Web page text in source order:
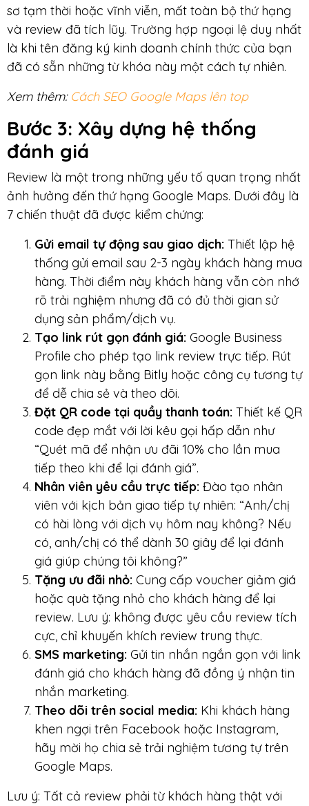
sơ tạm thời hoặc vĩnh viễn, mất toàn bộ thứ hạng
và review đã tích lũy. Trường hợp ngoại lệ duy nhất
là khi tên đăng ký kinh doanh chính thức của bạn
đã có sẵn những từ khóa này một cách tự nhiên.
Xem thêm: Cách SEO Google Maps lên top
Bước 3: Xây dựng hệ thống
đánh giá
Review là một trong những yếu tố quan trọng nhất
ảnh hưởng đến thứ hạng Google Maps. Dưới đây là
7 chiến thuật đã được kiểm chứng:
Gửi email tự động sau giao dịch: Thiết lập hệ
thống gửi email sau 2-3 ngày khách hàng mua
hàng. Thời điểm này khách hàng vẫn còn nhớ
rõ trải nghiệm nhưng đã có đủ thời gian sử
dụng sản phẩm/dịch vụ.
Tạo link rút gọn đánh giá: Google Business
Profile cho phép tạo link review trực tiếp. Rút
gọn link này bằng Bitly hoặc công cụ tương tự
để dễ chia sẻ và theo dõi.
Đặt QR code tại quầy thanh toán: Thiết kế QR
code đẹp mắt với lời kêu gọi hấp dẫn như
“Quét mã để nhận ưu đãi 10% cho lần mua
tiếp theo khi để lại đánh giá”.
Nhân viên yêu cầu trực tiếp: Đào tạo nhân
viên với kịch bản giao tiếp tự nhiên: “Anh/chị
có hài lòng với dịch vụ hôm nay không? Nếu
có, anh/chị có thể dành 30 giây để lại đánh
giá giúp chúng tôi không?”
Tặng ưu đãi nhỏ: Cung cấp voucher giảm giá
hoặc quà tặng nhỏ cho khách hàng để lại
review. Lưu ý: không được yêu cầu review tích
cực, chỉ khuyến khích review trung thực.
SMS marketing: Gửi tin nhắn ngắn gọn với link
đánh giá cho khách hàng đã đồng ý nhận tin
nhắn marketing.
Theo dõi trên social media: Khi khách hàng
khen ngợi trên Facebook hoặc Instagram,
hãy mời họ chia sẻ trải nghiệm tương tự trên
Google Maps.
Lưu ý: Tất cả review phải từ khách hàng thật với